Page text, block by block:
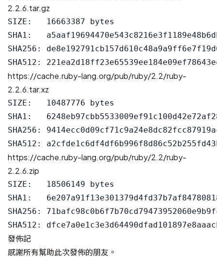
2.2.6.tar.gz
SIZE:   16663387 bytes
SHA1:
SHA256:
https://cache.ruby-lang.org/pub/ruby/2.2/ruby-
2.2.6.tar.xz
SIZE:   10487776 bytes
SHA1:
SHA256:
https://cache.ruby-lang.org/pub/ruby/2.2/ruby-
2.2.6.zip
SIZE:   18506149 bytes
SHA1:
SHA256:
發佈記
感謝所有幫助此次發佈的朋友。